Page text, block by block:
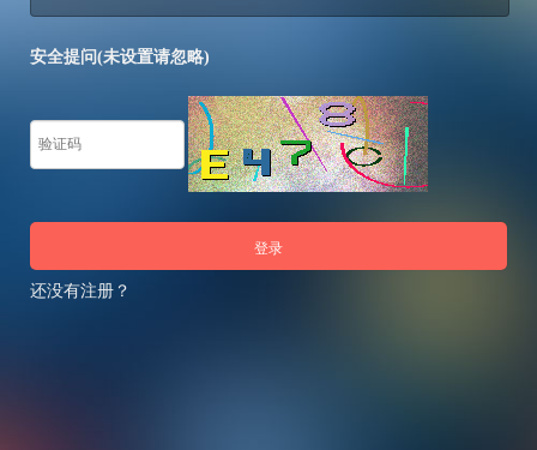
安全提问(未设置请忽略)
登录
还没有注册？